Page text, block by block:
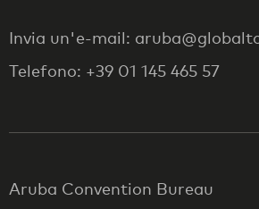
Invia un'e-mail:
Telefono: +39 01 145 465 57
Aruba Convention Bureau